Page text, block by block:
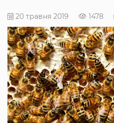
20 травня 2019 1478